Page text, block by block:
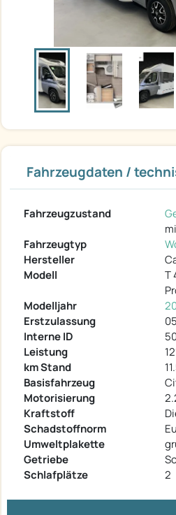
Fahrzeugdaten /
Fahrzeugzustand
Fahrzeugtyp
Hersteller
Modell
T
Modelljahr
Erstzulassung
Interne ID
Leistung
km Stand
Basisfahrzeug
Motorisierung
Kraftstoff
Schadstoffnorm
Umweltplakette
Getriebe
Schlafplätze
2